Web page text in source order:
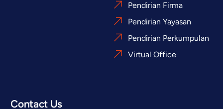
Pendirian Firma
Pendirian Yayasan
Pendirian Perkumpulan
Virtual Office
Contact Us